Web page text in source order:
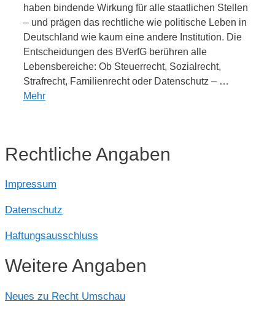
haben bindende Wirkung für alle staatlichen Stellen
– und prägen das rechtliche wie politische Leben in
Deutschland wie kaum eine andere Institution. Die
Entscheidungen des BVerfG berühren alle
Lebensbereiche: Ob Steuerrecht, Sozialrecht,
Strafrecht, Familienrecht oder Datenschutz – …
Mehr
Rechtliche Angaben
Impressum
Datenschutz
Haftungsausschluss
Weitere Angaben
Neues zu Recht Umschau